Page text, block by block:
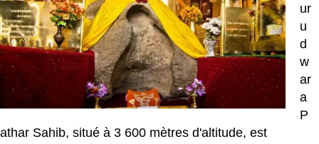
ur
u
d
w
ar
a
P
athar Sahib, situé à 3 600 mètres d'altitude, est